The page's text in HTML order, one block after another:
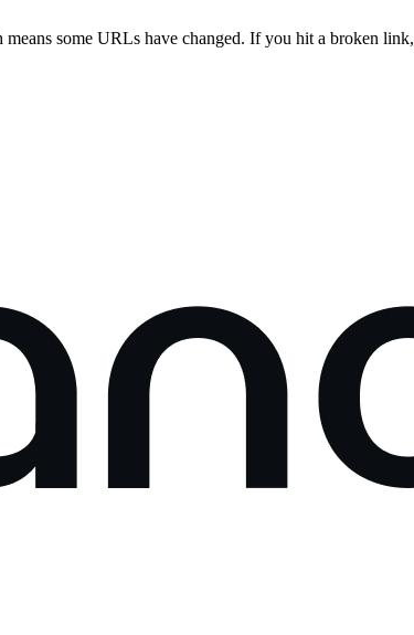
some URLs have changed. If you hit a broken link,